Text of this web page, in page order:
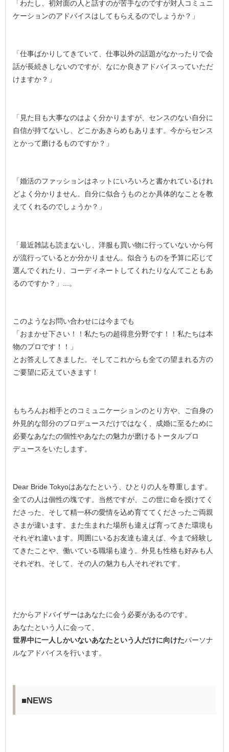
「わたし、初対面の人と話すのが苦手なのですが対人コミュニ
ケーションのアドバイスはしてもらえるのでしょうか？」
「仕事ばかりしてきていて、仕事以外の話題がなかったりで会
話が長続きしないのですが、なにか良きアドバイスっていただ
けますか？」
「見た目も大事なのはよく分かりますが、センスのない自分に
自信が持てないし、どこかあきらめもあります。今からセンス
とかって磨けるものですか？」
「婚活のファッションはネットにいろいろと書かれているけれ
どよく分かりません。自分に似合うものとか具体的なことを教
えてくれるのでしょうか？」
「最近雑誌も読まないし、洋服も買い物に行っていないから何
が流行っているとか分かりません。似合うものを予算に応じて
選んでくれたり、コーディネートしてくれたりなんてこともあ
るのですか？」...。
このようなお問い合わせには今までも
「おまかせ下さい！！私たちの超得意分野です！！私たちは本
物のプロです！！」
とお答えしてきました。そしてこれからも全ての望まれる方の
ご要望に応えていきます！
もちろんお相手とのコミュニケーションのとり方や、ご自身の
外見的な部分のプロデュースだけではなく、成婚に至るために
必要なあなたの個性やあなたの魅力が磨けるトータルプロ
デュースをいたします。
Dear Bride Tokyoはあなたという、ひとりの人を尊重します。
全ての人は個性の塊です。当然ですが、この世に命を授けてく
ださった、そして精一杯の愛情を込め育ててくださったご両親
さまが違います。また生まれた場所も違えば育ってきた環境も
それぞれ違います。周囲にいるお友達も違えば、今まで経験し
てきたことや、働いている職場も違う。外見も性格も好みも人
それぞれ、そして、その人の魅力も人それぞれです。
だからアドバイザーはあなたに会う必要があるのです。
あなたという人に会って、
世界中に一人しかいないあなたという人だけに向けたパーソナ
ルなアドバイスを行います。
■NEWS